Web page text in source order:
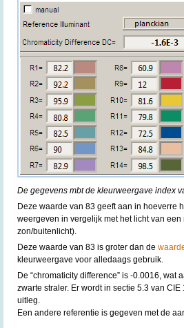
De gegevens mbt de kleurweergave index
Deze waarde van 83 geeft aan in hoeverre
weergeven in vergelijk met het licht van
zon/buitenlicht).
Deze waarde van 83 is groter dan de
kleurweergave voor alledaags gebruik.
De “chromaticity difference” is -0.0016,
zwarte straler. Er wordt in sectie 5.3 van
uitleg.
Een andere referentie is gegeven met de